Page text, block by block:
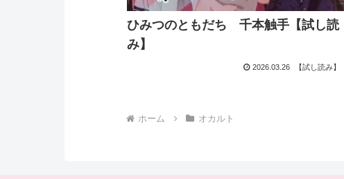
ひみつのともだち 千本触手【試し読
み】
2026.03.26 【試し読み】
ホーム オカルト